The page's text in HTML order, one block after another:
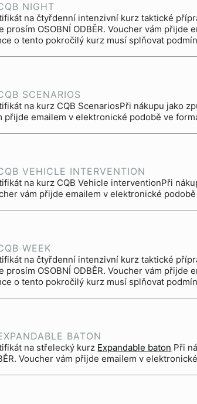
NIGHT
na čtyřdenní intenzivní kurz taktické
prosím OSOBNÍ ODBĚR. Voucher vám přijde
o tento pokročilý kurz musí splňovat
SCENARIOS
na kurz CQB ScenariosPři nákupu jako
přijde emailem v elektronické podobě ve
VEHICLE INTERVENTION
na kurz CQB Vehicle interventionPři
vám přijde emailem v elektronické
WEEK
na čtyřdenní intenzivní kurz taktické
prosím OSOBNÍ ODBĚR. Voucher vám přijde
o tento pokročilý kurz musí splňovat
BATON
na střelecký kurz Expandable baton
Voucher vám přijde emailem v